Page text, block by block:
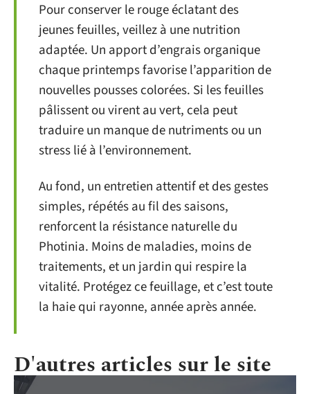
Pour conserver le rouge éclatant des
jeunes feuilles, veillez à une nutrition
adaptée. Un apport d’engrais organique
chaque printemps favorise l’apparition de
nouvelles pousses colorées. Si les feuilles
pâlissent ou virent au vert, cela peut
traduire un manque de nutriments ou un
stress lié à l’environnement.
Au fond, un entretien attentif et des gestes
simples, répétés au fil des saisons,
renforcent la résistance naturelle du
Photinia. Moins de maladies, moins de
traitements, et un jardin qui respire la
vitalité. Protégez ce feuillage, et c’est toute
la haie qui rayonne, année après année.
D'autres articles sur le site